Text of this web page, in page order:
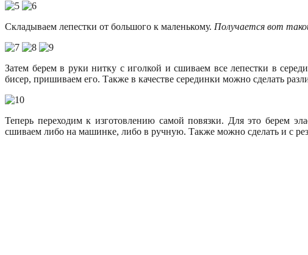
Складываем лепестки от большого к маленькому. Получается вот
Затем берем в руки нитку с иголкой и сшиваем все лепестки в
бисер, пришиваем его. Также в качестве серединки можно сделать
Теперь переходим к изготовлению самой повязки. Для это берем
сшиваем либо на машинке, либо в ручную. Также можно сделать и с